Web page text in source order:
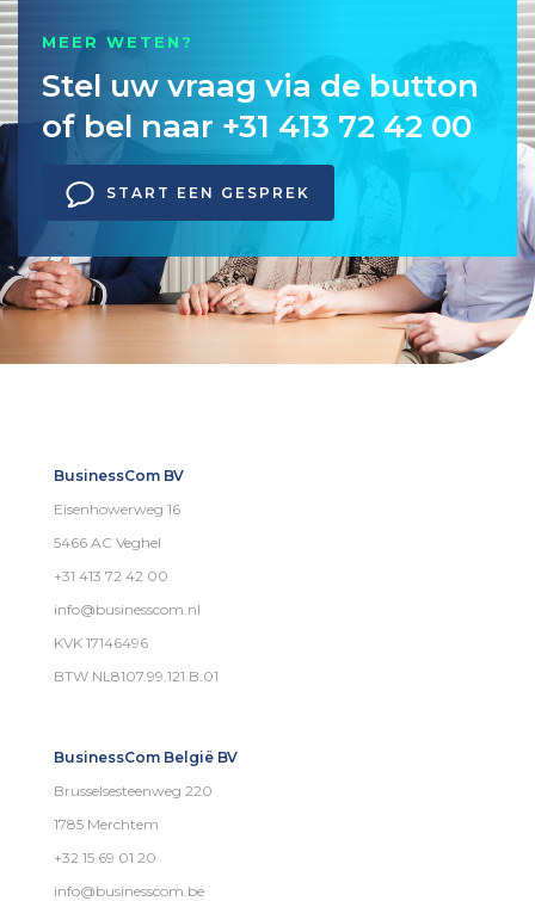
MEER WETEN?
Stel uw vraag via de button
of bel naar +31 413 72 42 00
START EEN GESPREK
BusinessCom BV
Eisenhowerweg 16
5466 AC Veghel
+31 413 72 42 00
info@businesscom.nl
KVK 17146496
BTW NL8107.99.121.B.01
BusinessCom België BV
Brusselsesteenweg 220
1785 Merchtem
+32 15 69 01 20
info@businesscom.be